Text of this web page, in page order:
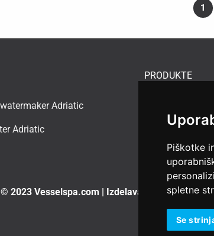
Piškotke
spletne
Se
1
Adriatic
Adriatic
PRODUKTE
Jet Thruster
© 2023 Vesselspa.com | Izdelava spletne strani: